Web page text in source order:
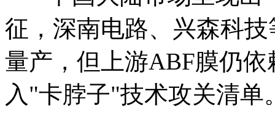
征，深南电路、兴森科
量产，但上游ABF膜仍
入"卡脖子"技术攻关清单